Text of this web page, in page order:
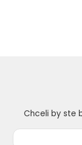
Chceli by ste